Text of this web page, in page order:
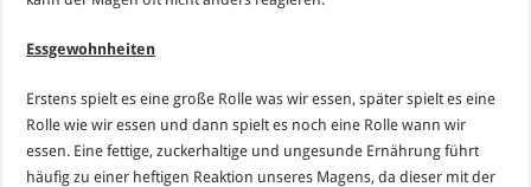
Essgewohnheiten
Erstens spielt es eine große Rolle was wir essen, später spielt es eine
Rolle wie wir essen und dann spielt es noch eine Rolle wann wir
essen. Eine fettige, zuckerhaltige und ungesunde Ernährung führt
häufig zu einer heftigen Reaktion unseres Magens, da dieser mit der